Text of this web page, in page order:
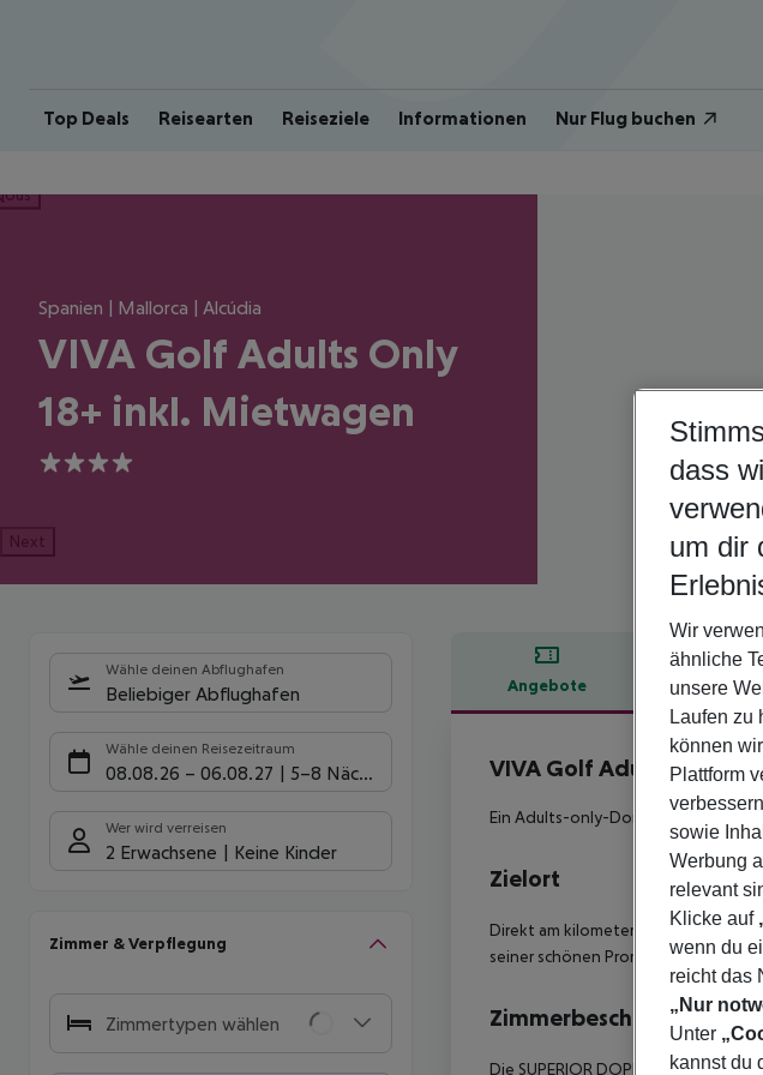
Top Deals Reisearten Reiseziele Informationen Nur Flug buchen
Spanien | Mallorca | Alcúdia
VIVA Golf Adults Only
18+ inkl. Mietwagen
4
Next
Wähle deinen Abflughafen
Beliebiger Abflughafen
Wähle deinen Reisezeitraum
08.08.26 – 06.08.27 5-8 Nächte
Wer wird verreisen
2 Erwachsene Keine Kinder
Zimmer & Verpflegung
Zimmertypen wählen
Angebote
VIVA Golf Adults Only
Ein Adults-only-Domizil für
Zielort
Direkt am kilometerlangen,
seiner schönen Promenade,
Zimmerbeschreibung
Die SUPERIOR DOPPELZIMMER
dass
um dir
Wir
ähnliche
unsere
Laufen zu
können
Plattform
sowie
Werbung
relevant
Klicke auf
wenn du
reicht das
„Nur
Unter
kannst du